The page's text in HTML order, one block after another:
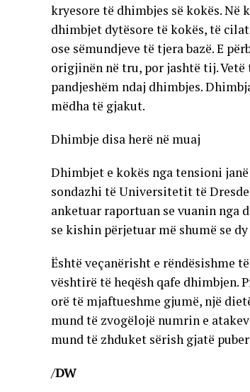
kryesore të dhimbjes së kokës. Në
dhimbjet dytësore të kokës, të
ose sëmundjeve të tjera bazë. E
origjinën në tru, por jashtë tij.
pandjeshëm ndaj dhimbjes.
mëdha të gjakut.
Dhimbje disa herë në muaj
Dhimbjet e kokës nga tensioni
sondazhi të Universitetit të
anketuar raportuan se vuanin nga
se kishin përjetuar më shumë se
Është veçanërisht e rëndësishme
vështirë të heqësh qafe dhimbjen.
orë të mjaftueshme gjumë, një
mund të zvogëlojë numrin e
mund të zhduket sërish gjatë
/DW